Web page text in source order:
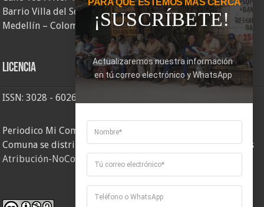
Barrio Villa del Socorro
Medellín – Colombia
Licencia
ISSN: 3028 - 6026
Periodico Mi Comuna 2, elaborado por Corporación Mi
Comuna se distribuye bajo unaLicencia Creative Commons
Atribución-NoComercial-CompartirIgual 4.0 Internacional
PARA QUE ESTEMOS MÁS CERCA
¡SUSCRÍBETE!
Actualizaremos nuestra información
en tú correo electrónico y WhatsApp